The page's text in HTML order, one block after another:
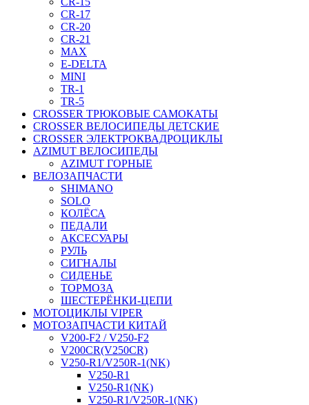
CR-17
CR-20
CR-21
MAX
E-DELTA
MINI
TR-1
TR-5
CROSSER ТРЮКОВЫЕ САМОКАТЫ
CROSSER ВЕЛОСИПЕДЫ ДЕТСКИЕ
CROSSER ЭЛЕКТРОКВАДРОЦИКЛЫ
AZIMUT ВЕЛОСИПЕДЫ
AZIMUT ГОРНЫЕ
ВЕЛОЗАПЧАСТИ
SHIMANO
SOLO
КОЛЁСА
ПЕДАЛИ
АКСЕСУАРЫ
РУЛЬ
СИГНАЛЫ
СИДЕНЬЕ
ТОРМОЗА
ШЕСТЕРЁНКИ-ЦЕПИ
МОТОЦИКЛЫ VIPER
МОТОЗАПЧАСТИ КИТАЙ
V200-F2 / V250-F2
V200CR(V250CR)
V250-R1/V250R-1(NK)
V250-R1
V250-R1(NK)
V250-R1/V250R-1(NK)